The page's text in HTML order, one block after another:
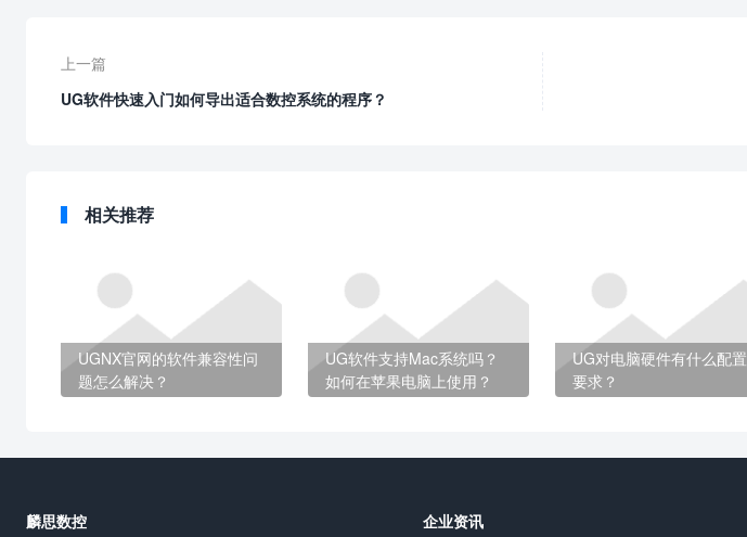
上一篇
UG软件快速入门如何导出适合数控系统的程序？
相关推荐
UGNX官网的软件兼容性问
题怎么解决？
UG软件支持Mac系统吗？
如何在苹果电脑上使用？
UG对电脑硬件有什么配置
要求？
麟思数控 企业资讯